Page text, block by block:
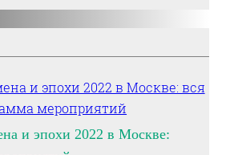
и эпохи 2022 в Москве: